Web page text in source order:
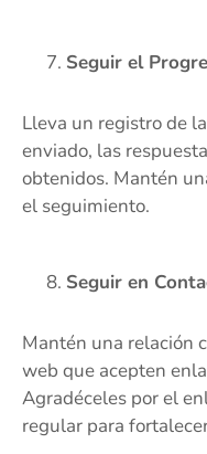
Seguir el
Lleva un registro de
enviado, las
obtenidos. Mantén
el seguimiento.
Seguir en
Mantén una relación
web que acepten
Agradéceles por el
regular para